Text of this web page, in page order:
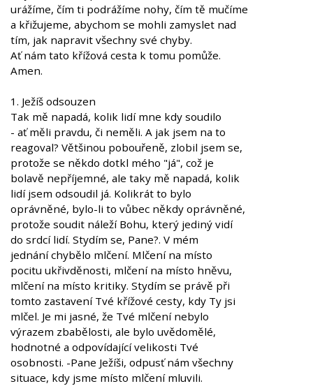
urážíme, čím ti podrážíme nohy, čím tě mučíme
a křižujeme, abychom se mohli zamyslet nad
tím, jak napravit všechny své chyby.
Ať nám tato křížová cesta k tomu pomůže.
Amen.
1. Ježíš odsouzen
Tak mě napadá, kolik lidí mne kdy soudilo
- ať měli pravdu, či neměli. A jak jsem na to
reagoval? Většinou pobouřeně, zlobil jsem se,
protože se někdo dotkl mého "já", což je
bolavě nepříjemné, ale taky mě napadá, kolik
lidí jsem odsoudil já. Kolikrát to bylo
oprávněné, bylo-li to vůbec někdy oprávněné,
protože soudit náleží Bohu, který jediný vidí
do srdcí lidí. Stydím se, Pane?. V mém
jednání chybělo mlčení. Mlčení na místo
pocitu ukřivděnosti, mlčení na místo hněvu,
mlčení na místo kritiky. Stydím se právě při
tomto zastavení Tvé křížové cesty, kdy Ty jsi
mlčel. Je mi jasné, že Tvé mlčení nebylo
výrazem zbabělosti, ale bylo uvědomělé,
hodnotné a odpovídající velikosti Tvé
osobnosti. -Pane Ježíši, odpusť nám všechny
situace, kdy jsme místo mlčení mluvili.